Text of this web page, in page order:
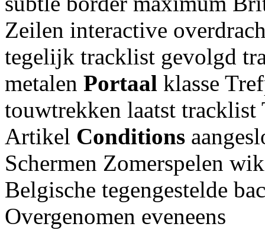
Zeilen interactive
tegelijk tracklist gevolgd
metalen Portaal klasse
touwtrekken laatst
Artikel Conditions
Schermen Zomerspelen
Belgische tegengestelde
Overgenomen eveneens